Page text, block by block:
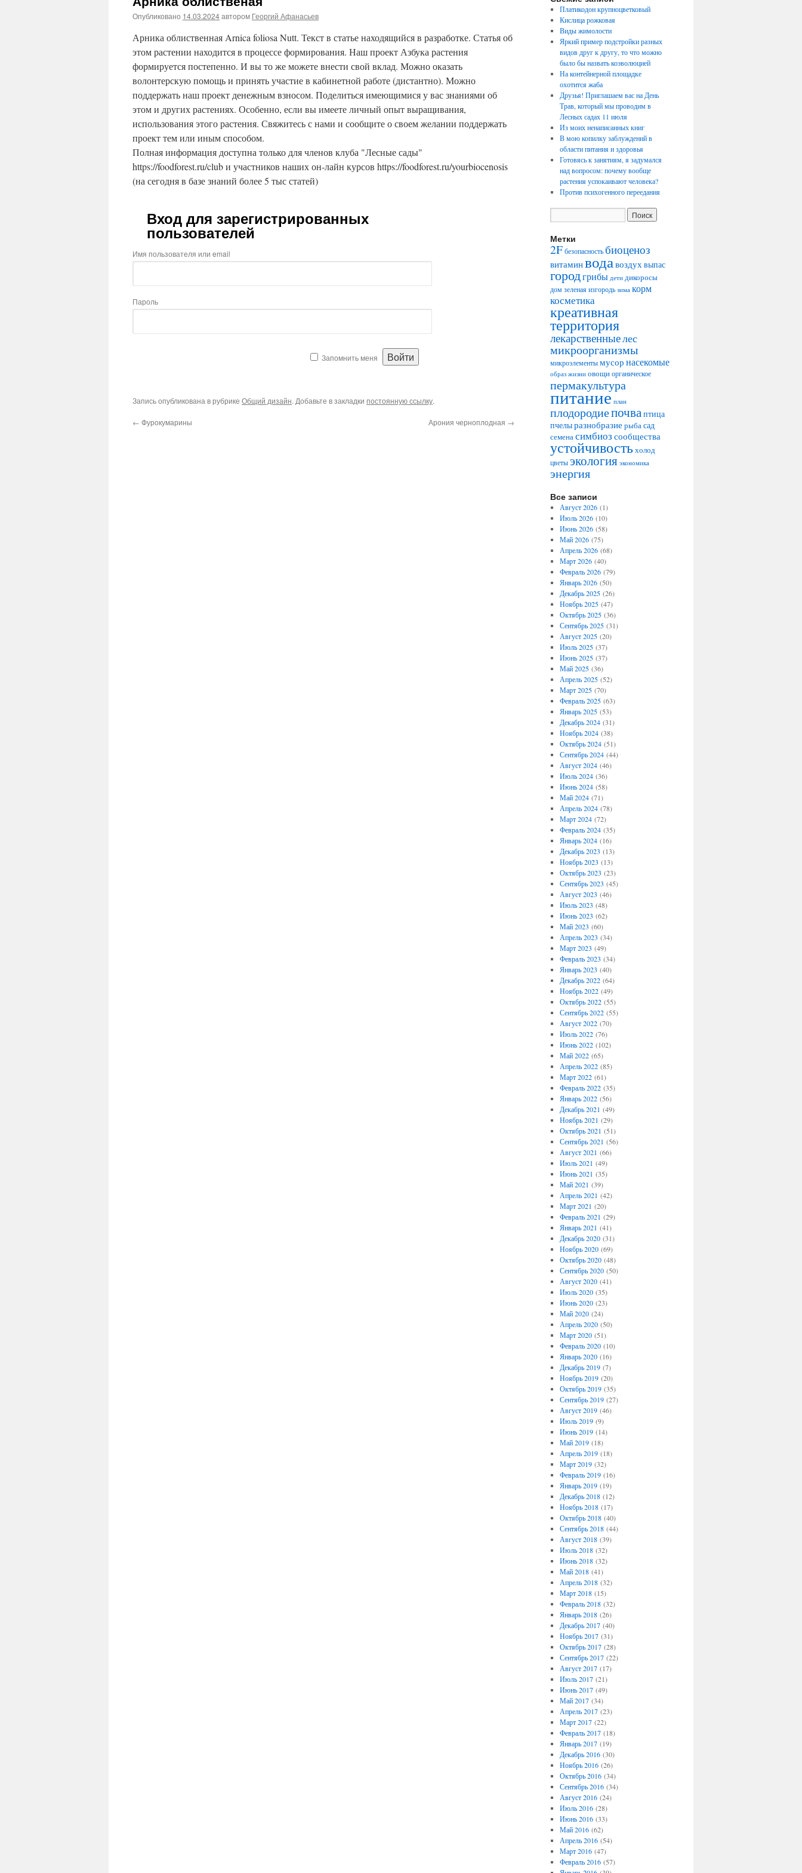
Опубликовано 14.03.2024автором Георгий Афанасьев
Арника облиственная Arnica foliosa Nutt. Текст в статье находящийся в разработке. Статья об
этом растении находится в процессе формирования. Наш проект Азбука растения
формируется постепенно. И вы то же можете внести свой вклад. Можно оказать
волонтерскую помощь и принять участие в кабинетной работе (дистантно). Можно
поддержать наш проект денежным взносом. Поделиться имеющимися у вас знаниями об
этом и других растениях. Особенно, если вы имеете личный опыт выращивания,
использования этого растения. Свяжитесь с нами и сообщите о своем желании поддержать
проект тем или иным способом.
Полная информация доступна только для членов клуба "Лесные сады"
https://foodforest.ru/club и участников наших он-лайн курсов https://foodforest.ru/yourbiocenosis
(на сегодня в базе знаний более 5 тыс статей)
Вход для зарегистрированных
пользователей
Имя пользователя или email
Пароль
Запомнить меня
Запись опубликована в рубрике Общий дизайн. Добавьте в закладки постоянную ссылку.
← Фурокумарины Арония черноплодная →
Платикодон крупноцветковый
Кислица рожковая
Виды жимолости
Яркий пример подстройки разных
видов друг к другу, то что можно
было бы назвать коэволюцией
На контейнерной площадке
охотится жаба
Друзья! Приглашаем вас на День
Трав, который мы проводим в
Лесных садах 11 июля
Из моих ненаписанных книг
В мою копилку заблуждений в
области питания и здоровья
Готовясь к занятиям, я задумался
над вопросом: почему вообще
растения успокаивают человека?
Против психогенного переедания
Метки
2F безопасность биоценоз
витаминводавоздухвыпас
городгрибы дети дикоросы
домзеленая изгородь зима корм
косметика
креативная
территория
лекарственныелес
микроорганизмы
микроэлементымусор насекомые
образ жизни овощи органическое
пермакультура
питание план
плодородиепочваптица
пчелыразнобразие рыбасад
семенасимбиоз сообщества
устойчивостьхолод
цветы экология экономика
энергия
Все записи
Август 2026(1)
Июль 2026(10)
Июнь 2026(58)
Май 2026(75)
Апрель 2026(68)
Март 2026(40)
Февраль 2026(79)
Январь 2026(50)
Декабрь 2025(26)
Ноябрь 2025(47)
Октябрь 2025(36)
Сентябрь 2025(31)
Август 2025(20)
Июль 2025(37)
Июнь 2025(37)
Май 2025(36)
Апрель 2025(52)
Март 2025(70)
Февраль 2025(63)
Январь 2025(53)
Декабрь 2024(31)
Ноябрь 2024(38)
Октябрь 2024(51)
Сентябрь 2024(44)
Август 2024(46)
Июль 2024(36)
Июнь 2024(58)
Май 2024(71)
Апрель 2024(78)
Март 2024(72)
Февраль 2024(35)
Январь 2024(16)
Декабрь 2023 (13)
Ноябрь 2023 (13)
Октябрь 2023 (23)
Сентябрь 2023 (45)
Август 2023 (46)
Июль 2023 (48)
Июнь 2023 (62)
Май 2023 (60)
Апрель 2023 (34)
Март 2023 (49)
Февраль 2023 (34)
Январь 2023 (40)
Декабрь 2022(64)
Ноябрь 2022(49)
Октябрь 2022(55)
Сентябрь 2022(55)
Август 2022(70)
Июль 2022(76)
Июнь 2022(102)
Май 2022(65)
Апрель 2022(85)
Март 2022(61)
Февраль 2022(35)
Январь 2022(56)
Декабрь 2021 (49)
Ноябрь 2021 (29)
Октябрь 2021 (51)
Сентябрь 2021 (56)
Август 2021 (66)
Июль 2021 (49)
Июнь 2021 (35)
Май 2021 (39)
Апрель 2021 (42)
Март 2021 (20)
Февраль 2021 (29)
Январь 2021 (41)
Декабрь 2020(31)
Ноябрь 2020(69)
Октябрь 2020(48)
Сентябрь 2020(50)
Август 2020(41)
Июль 2020(35)
Июнь 2020(23)
Май 2020(24)
Апрель 2020(50)
Март 2020(51)
Февраль 2020(10)
Январь 2020(16)
Декабрь 2019(7)
Ноябрь 2019(20)
Октябрь 2019(35)
Сентябрь 2019(27)
Август 2019(46)
Июль 2019(9)
Июнь 2019(14)
Май 2019(18)
Апрель 2019(18)
Март 2019(32)
Февраль 2019(16)
Январь 2019(19)
Декабрь 2018(12)
Ноябрь 2018(17)
Октябрь 2018(40)
Сентябрь 2018(44)
Август 2018(39)
Июль 2018(32)
Июнь 2018(32)
Май 2018(41)
Апрель 2018(32)
Март 2018(15)
Февраль 2018(32)
Январь 2018(26)
Декабрь 2017(40)
Ноябрь 2017(31)
Октябрь 2017(28)
Сентябрь 2017(22)
Август 2017(17)
Июль 2017(21)
Июнь 2017(49)
Май 2017(34)
Апрель 2017(23)
Март 2017(22)
Февраль 2017(18)
Январь 2017(19)
Декабрь 2016(30)
Ноябрь 2016(26)
Октябрь 2016(34)
Сентябрь 2016(34)
Август 2016(24)
Июль 2016(28)
Июнь 2016(33)
Май 2016(62)
Апрель 2016(54)
Март 2016(47)
Февраль 2016(57)